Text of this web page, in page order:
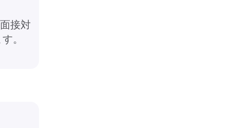
接対
。